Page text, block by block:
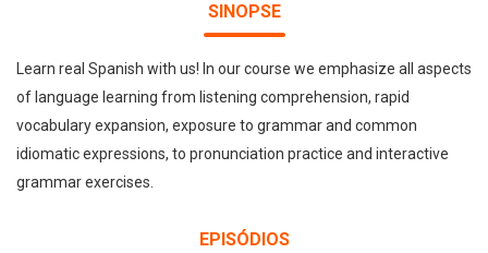
SINOPSE
Learn real Spanish with us! In our course we emphasize all aspects
of language learning from listening comprehension, rapid
vocabulary expansion, exposure to grammar and common
idiomatic expressions, to pronunciation practice and interactive
grammar exercises.
EPISÓDIOS